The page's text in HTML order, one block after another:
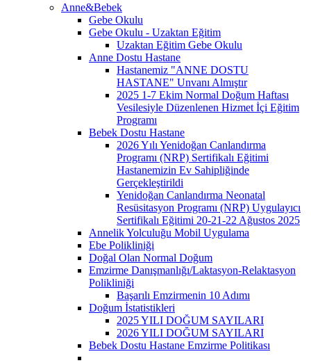
Anne&Bebek
Gebe Okulu
Gebe Okulu - Uzaktan Eğitim
Uzaktan Eğitim Gebe Okulu
Anne Dostu Hastane
Hastanemiz "ANNE DOSTU
HASTANE" Unvanı Almıştır
2025 1-7 Ekim Normal Doğum Haftası
Vesilesiyle Düzenlenen Hizmet İçi Eğitim
Programı
Bebek Dostu Hastane
2026 Yılı Yenidoğan Canlandırma
Programı (NRP) Sertifikalı Eğitimi
Hastanemizin Ev Sahipliğinde
Gerçekleştirildi
Yenidoğan Canlandırma Neonatal
Resüsitasyon Programı (NRP) Uygulayıcı
Sertifikalı Eğitimi 20-21-22 Ağustos 2025
Annelik Yolculuğu Mobil Uygulama
Ebe Polikliniği
Doğal Olan Normal Doğum
Emzirme Danışmanlığı/Laktasyon-Relaktasyon
Polikliniği
Başarılı Emzirmenin 10 Adımı
Doğum İstatistikleri
2025 YILI DOĞUM SAYILARI
2026 YILI DOĞUM SAYILARI
Bebek Dostu Hastane Emzirme Politikası